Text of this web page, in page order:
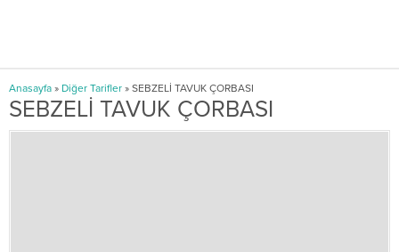
Anasayfa » Diğer Tarifler » SEBZELİ TAVUK ÇORBASI
SEBZELİ TAVUK ÇORBASI